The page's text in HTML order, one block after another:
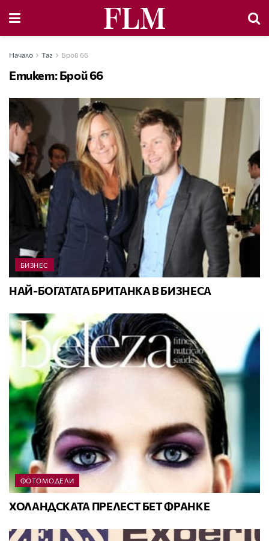
Начало Таг Брой 66
Етикет:Брой 66
БИЗНЕС
НАЙ-БОГАТАТА БРИТАНКА В БИЗНЕСА
ФОТОМОДЕЛИ
ХОЛАНДСКАТА ПРЕЛЕСТ БЕТ ФРАНКЕ